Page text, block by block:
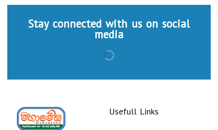
Stay connected with us on social
media
Usefull Links